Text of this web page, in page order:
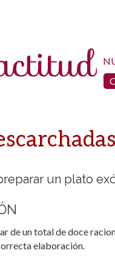
un plato
de un total de doce
elaboración.